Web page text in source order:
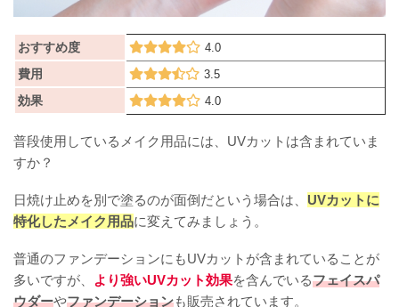
おすすめ度 4.0
費用 3.5
効果 4.0
普段使用しているメイク用品には、UVカットは含まれていま
すか？
日焼け止めを別で塗るのが面倒だという場合は、 UVカットに
特化したメイク用品に変えてみましょう。
普通のファンデーションにもUVカットが含まれていることが
多いですが、
より強いUVカット効果を含んでいるフェイスパ
ウダーやファンデーションも販売されています。